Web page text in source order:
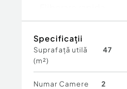
Confort: 1
Tip imobil:
Număr Băi:1
Comision cumpărător:
Specificații
Suprafață utilă
(m²)
47
Numar Camere 2